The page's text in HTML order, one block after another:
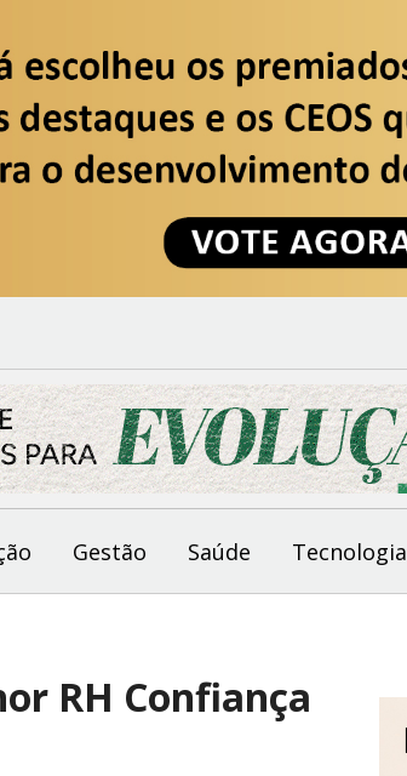
Gestão Saúde Tecnologia
RH Confiança